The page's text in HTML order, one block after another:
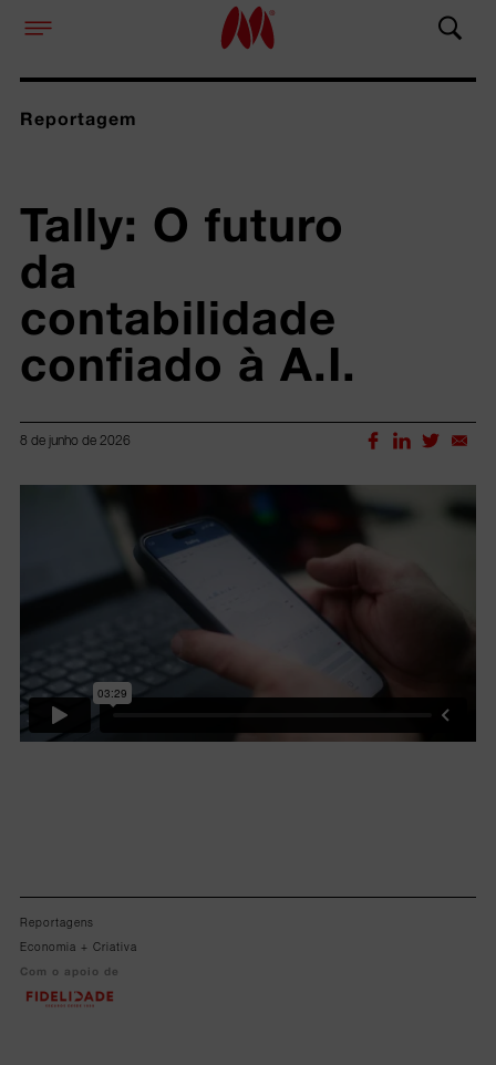
Reportagem
Tally: O futuro
da
contabilidade
confiado à A.I.
8 de junho de 2026
Lorem ipsum dolor sit amet, consectetur adipiscing elit.
Reportagens
Economia + Criativa
Com o apoio de